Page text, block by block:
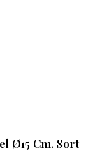
Ø15 Cm. Sort